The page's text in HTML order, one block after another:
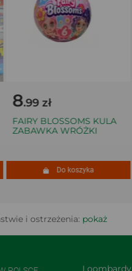
8.99 zł
FAIRY BLOSSOMS KULA
ZABAWKA WRÓŻKI
Do koszyka
i ostrzeżenia: pokaż
Loombardy